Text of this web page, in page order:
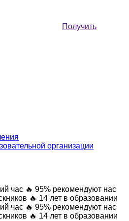
Получить
организации
час 🔥 95% рекомендуют нас
🔥 14 лет в образовании
час 🔥 95% рекомендуют нас
🔥 14 лет в образовании